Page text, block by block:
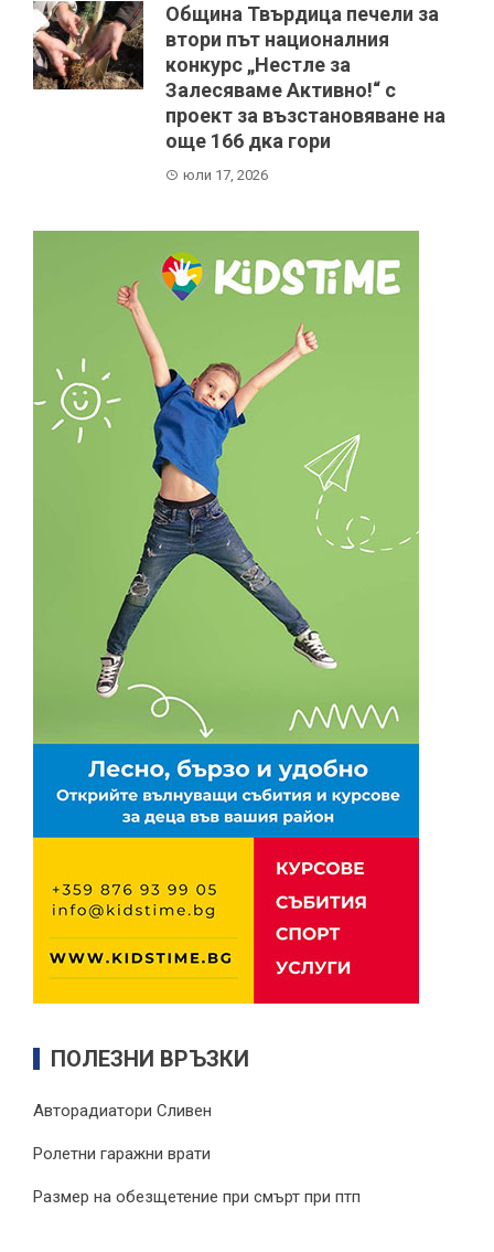
Община Твърдица печели за
втори път националния
конкурс „Нестле за
Залесяваме Активно!“ с
проект за възстановяване на
още 166 дка гори
юли 17, 2026
ПОЛЕЗНИ ВРЪЗКИ
Авторадиатори Сливен
Ролетни гаражни врати
Размер на обезщетение при смърт при птп